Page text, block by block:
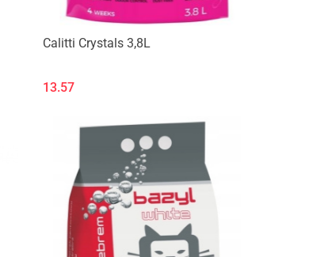
Calitti Crystals 3,8L
13.57